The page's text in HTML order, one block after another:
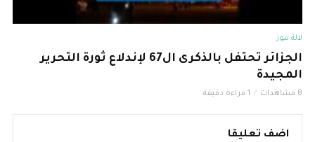
لالة نيوز
الجزائر تحتفل بالذكرى ال67 لإندلاع ثورة التحرير
المجيدة
8 مشاهدات 1 قراءة دقيقة
اضف تعليقا